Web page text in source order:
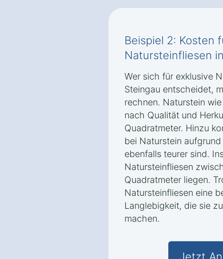
Beispiel 2: Kosten
Natursteinfliesen
Wer sich für exklusive
Steingau entscheidet,
rechnen. Naturstein
nach Qualität und
Quadratmeter. Hinzu
bei Naturstein
ebenfalls teurer sind.
Natursteinfliesen
Quadratmeter liegen.
Natursteinfliesen eine
Langlebigkeit, die sie
machen.